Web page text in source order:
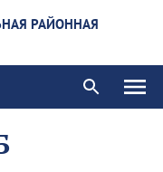
РАЙОННАЯ